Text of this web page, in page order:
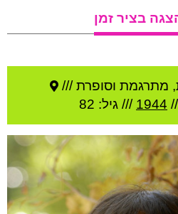
בציר זמן
מתרגמת וסופרת ///
1944 /// גיל: 82